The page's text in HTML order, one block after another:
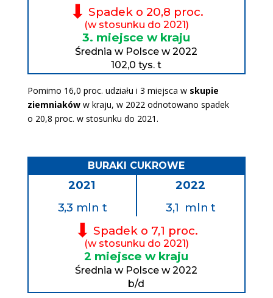
⬇ Spadek o 20,8 proc.
(w stosunku do 2021)
3. miejsce w kraju
Średnia w Polsce w 2022
102,0 tys. t
Pomimo 16,0 proc. udziału i 3 miejsca w skupie
ziemniakóww kraju, w 2022 odnotowano spadek
o 20,8 proc. w stosunku do 2021.
BURAKI CUKROWE
2021
3,3 mln t
2022
3,1 mln t
⬇ Spadek o 7,1 proc.
(w stosunku do 2021)
2 miejsce w kraju
Średnia w Polsce w 2022
b/d